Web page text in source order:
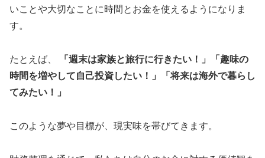
いことや大切なことに時間とお金を使えるようになりま
す。
たとえば、 「週末は家族と旅行に行きたい！」
「趣味の
時間を増やして自己投資したい！」
「将来は海外で暮らし
てみたい！」
このような夢や目標が、現実味を帯びてきます。